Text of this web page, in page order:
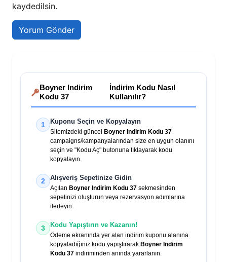
kaydedilsin.
Boyner Indirim
Kodu 37
İndirim Kodu Nasıl
Kullanılır?
1 Kuponu Seçin ve Kopyalayın
Sitemizdeki güncel
Boyner Indirim Kodu 37
campaigns/kampanyalarından size en uygun olanını
seçin ve "Kodu Aç" butonuna tıklayarak kodu
kopyalayın.
2 Alışveriş Sepetinize Gidin
Açılan Boyner Indirim Kodu 37 sekmesinden
sepetinizi oluşturun veya rezervasyon adımlarına
ilerleyin.
3 Kodu Yapıştırın ve Kazanın!
Ödeme ekranında yer alan indirim kuponu alanına
kopyaladığınız kodu yapıştırarak Boyner Indirim
Kodu 37 indiriminden anında yararlanın.